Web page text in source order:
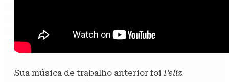
Sua música de trabalho anterior foiFeliz